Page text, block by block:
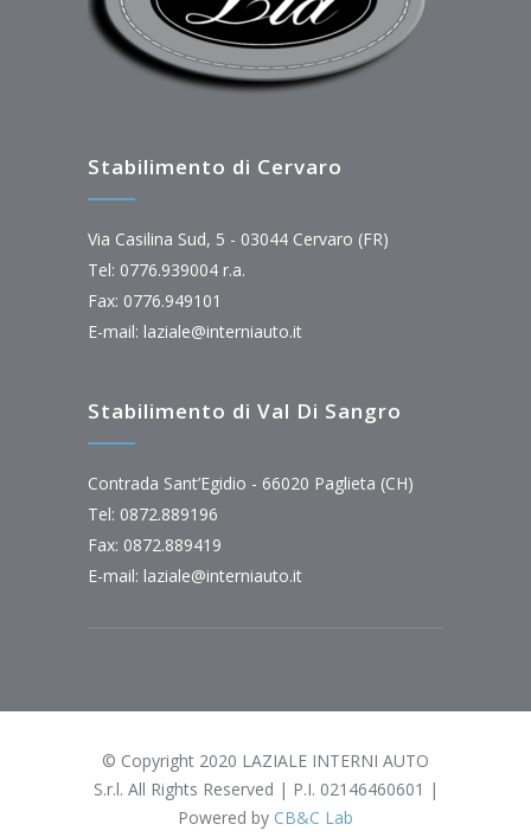
Stabilimento di Cervaro
Via Casilina Sud, 5 - 03044 Cervaro (FR)
Tel: 0776.939004 r.a.
Fax: 0776.949101
E-mail: laziale@interniauto.it
Stabilimento di Val Di Sangro
Contrada Sant’Egidio - 66020 Paglieta (CH)
Tel: 0872.889196
Fax: 0872.889419
E-mail: laziale@interniauto.it
© Copyright 2020 LAZIALE INTERNI AUTO
S.r.l. All Rights Reserved | P.I. 02146460601 |
Powered by CB&C Lab